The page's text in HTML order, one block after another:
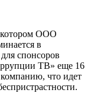
котором ООО
в
спонсоров
ТВ» еще 16
компанию, что идет